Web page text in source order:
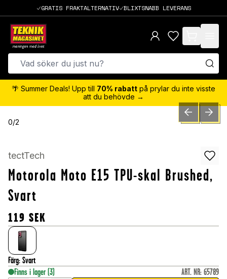
GRATIS FRAKTALTERNATIV BLIXTSNABB LEVERANS
items in cart,
🌴 Summer Deals! Upp till 70% rabatt på prylar du inte visste
att du behövde →
0/2 PREVIOUSNEXT
tectTech
Motorola Moto E15 TPU-skal Brushed,
Svart
119 SEK
Färg: Svart
Finns i lager (3) ART. NR: 65789